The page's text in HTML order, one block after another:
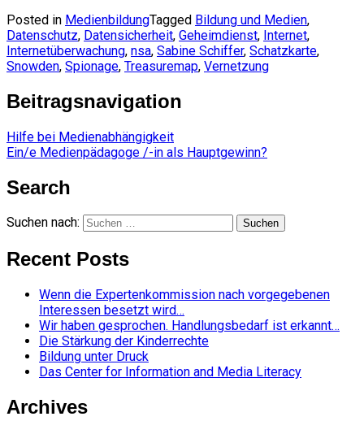
Posted in MedienbildungTagged Bildung und Medien,
Datenschutz, Datensicherheit, Geheimdienst, Internet,
Internetüberwachung, nsa, Sabine Schiffer, Schatzkarte,
Snowden, Spionage, Treasuremap, Vernetzung
Beitragsnavigation
Hilfe bei Medienabhängigkeit
Ein/e Medienpädagoge /-in als Hauptgewinn?
Search
Suchen nach:
Recent Posts
Wenn die Expertenkommission nach vorgegebenen
Interessen besetzt wird…
Wir haben gesprochen. Handlungsbedarf ist erkannt…
Die Stärkung der Kinderrechte
Bildung unter Druck
Das Center for Information and Media Literacy
Archives